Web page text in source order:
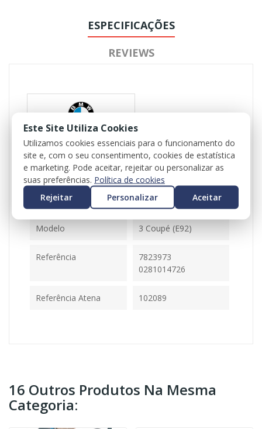
ESPECIFICAÇÕES
REVIEWS
Referência 102089
Disponível 1 Item
Ficha Informativa
Modelo 3 Coupé (E92)
Referência
7823973
0281014726
Referência Atena 102089
16 Outros Produtos Na Mesma
Categoria:
Este Site Utiliza Cookies
Utilizamos cookies essenciais para o funcionamento do
site e, com o seu consentimento, cookies de estatística
e marketing. Pode aceitar, rejeitar ou personalizar as
suas preferências. Política de cookies
Rejeitar
Personalizar Aceitar